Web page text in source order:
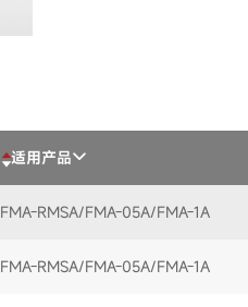
适用产品
FMA-RMSA/FMA-05A/FMA-1A
FMA-RMSA/FMA-05A/FMA-1A